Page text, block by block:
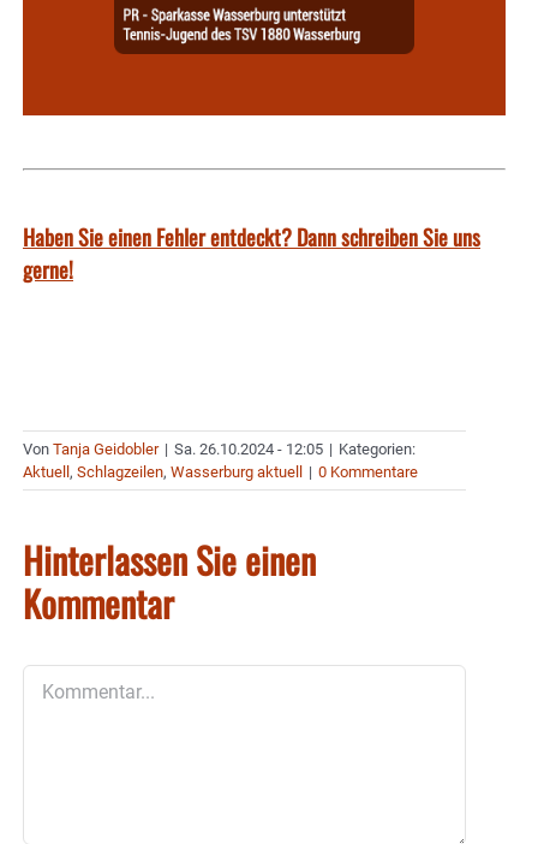
Haben Sie einen Fehler entdeckt? Dann schreiben Sie uns
gerne!
Von Tanja Geidobler | Sa. 26.10.2024 - 12:05 | Kategorien:
Aktuell , Schlagzeilen, Wasserburg aktuell | 0 Kommentare
Hinterlassen Sie einen
Kommentar